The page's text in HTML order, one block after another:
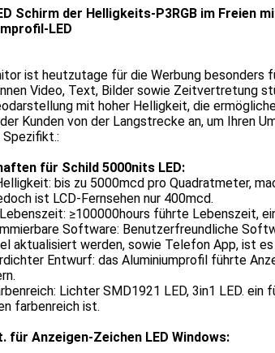
Schirm der Helligkeits-P3RGB im Freien
LED
ist heutzutage für die Werbung besonders
Video, Text, Bilder sowie Zeitvertretung
mit hoher Helligkeit, die
Kunden von der Langstrecke an, um Ihren
für Schild 5000nits LED:
bis zu 5000mcd pro Quadratmeter,
ist LCD-Fernsehen nur 400mcd.
≥100000hours führte Lebenszeit,
Software: Benutzerfreundliche
aktualisiert werden, sowie Telefon App, ist
Entwurf: das Aluminiumprofil führte
Lichter SMD1921 LED, 3in1 LED.
farbenreich ist.
für Anzeigen-Zeichen LED Windows: